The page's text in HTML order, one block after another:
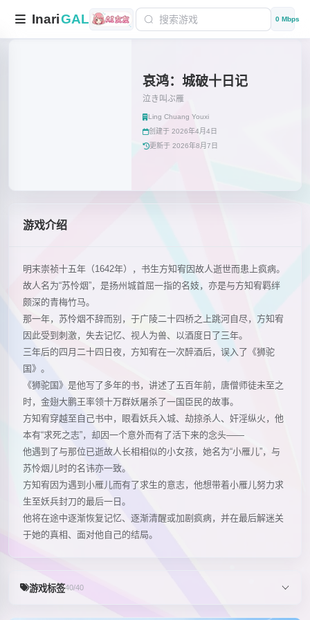
InariGAL 0 Mbps
哀鸿：城破十日记
泣き叫ぶ雁
Ling Chuang Youxi
创建于 2026年4月4日
更新于 2026年8月7日
游戏介绍
明末崇祯十五年（1642年），书生方知宥因故人逝世而患上疯病。
故人名为“苏怜烟”，是扬州城首屈一指的名妓，亦是与方知宥羁绊
颇深的青梅竹马。
那一年，苏怜烟不辞而别，于广陵二十四桥之上跳河自尽，方知宥
因此受到刺激，失去记忆、视人为兽、以酒度日了三年。
三年后的四月二十四日夜，方知宥在一次醉酒后，误入了《狮驼
国》。
《狮驼国》是他写了多年的书，讲述了五百年前，唐僧师徒未至之
时，金翅大鹏王率领十万群妖屠杀了一国臣民的故事。
方知宥穿越至自己书中，眼看妖兵入城、劫掠杀人、奸淫纵火，他
本有“求死之志”，却因一个意外而有了活下来的念头——
他遇到了与那位已逝故人长相相似的小女孩，她名为“小雁儿”，与
苏怜烟儿时的名讳亦一致。
方知宥因为遇到小雁儿而有了求生的意志，他想带着小雁儿努力求
生至妖兵封刀的最后一日。
他将在途中逐渐恢复记忆、逐渐清醒或加剧疯病，并在最后解迷关
于她的真相、面对他自己的结局。
游戏标签40/40